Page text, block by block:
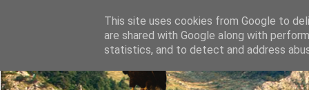
This site uses cookies from Google to
are shared with Google along with
statistics, and to detect and address